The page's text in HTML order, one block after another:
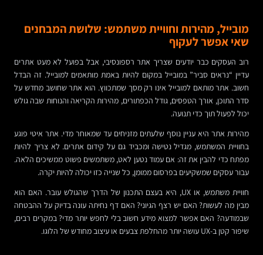
מובייל, מהירות וחוויית משתמש: שלושת המבחנים
שאי אפשר לעקוף
רוב העסקים כבר יודעים שצריך אתר רספונסיבי, אבל בפועל לא מעט אתרים
עדיין “נראים סביר” במובייל במקום להיות באמת מותאמים למובייל. זה הבדל
חשוב. אתר מותאם למובייל אינו רק מסך שמתכווץ. הוא אתר שחושב מחדש על
סדר התוכן, אורך הטפסים, גודל הכפתורים, מהירות הקריאה והנוחות שבה גולש
יכול לפעול תוך כדי תנועה.
מהירות אתר היא עניין נוסף שלעתים מזניחים עד שמאוחר מדי. אתר איטי פוגע
בחוויית המשתמש, מגדיל נטישה ומכביד גם על קידום אתרים. לא צריך להיות
מפתח כדי להבין את זה: אם עמוד נטען לאט, משתמשים פשוט ממשיכים הלאה.
עבור עסקים שמשקיעים בפרסום ממומן, כל שנייה כזו יכולה להיות יקרה.
חוויית משתמש, או UX, היא בעצם התכנון של הדרך שהגולש עובר. האם הוא
מבין מה לעשות? האם יש רצף הגיוני? האם דף נחיתה עונה בדיוק על ההבטחה
שבמודעה? האם אפשר למצוא מידע חשוב בלי לחפש יותר מדי? במקרים רבים,
שיפור קטן ב-UX עושה יותר מהחלפת צבעים או עיצוב מחודש של הלוגו.